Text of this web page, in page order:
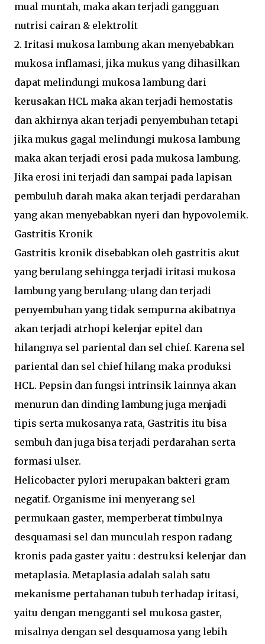
mual muntah, maka akan terjadi gangguan
nutrisi cairan & elektrolit
2. Iritasi mukosa lambung akan menyebabkan
mukosa inflamasi, jika mukus yang dihasilkan
dapat melindungi mukosa lambung dari
kerusakan HCL maka akan terjadi hemostatis
dan akhirnya akan terjadi penyembuhan tetapi
jika mukus gagal melindungi mukosa lambung
maka akan terjadi erosi pada mukosa lambung.
Jika erosi ini terjadi dan sampai pada lapisan
pembuluh darah maka akan terjadi perdarahan
yang akan menyebabkan nyeri dan hypovolemik.
Gastritis Kronik
Gastritis kronik disebabkan oleh gastritis akut
yang berulang sehingga terjadi iritasi mukosa
lambung yang berulang-ulang dan terjadi
penyembuhan yang tidak sempurna akibatnya
akan terjadi atrhopi kelenjar epitel dan
hilangnya sel pariental dan sel chief. Karena sel
pariental dan sel chief hilang maka produksi
HCL. Pepsin dan fungsi intrinsik lainnya akan
menurun dan dinding lambung juga menjadi
tipis serta mukosanya rata, Gastritis itu bisa
sembuh dan juga bisa terjadi perdarahan serta
formasi ulser.
Helicobacter pylori merupakan bakteri gram
negatif. Organisme ini menyerang sel
permukaan gaster, memperberat timbulnya
desquamasi sel dan munculah respon radang
kronis pada gaster yaitu : destruksi kelenjar dan
metaplasia. Metaplasia adalah salah satu
mekanisme pertahanan tubuh terhadap iritasi,
yaitu dengan mengganti sel mukosa gaster,
misalnya dengan sel desquamosa yang lebih